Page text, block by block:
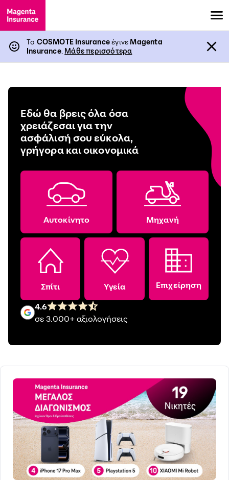
Το COSMOTE InsuranceέγινεMagenta
Insurance. Μάθε περισσότερα
Εδώ θα βρεις όλα όσα
χρειάζεσαι για την
ασφάλισή σου εύκολα,
γρήγορα και οικονομικά
Αυτοκίνητο Μηχανή
Σπίτι Υγεία Επιχείρηση
4.6
σε 3.000+ αξιολογήσεις